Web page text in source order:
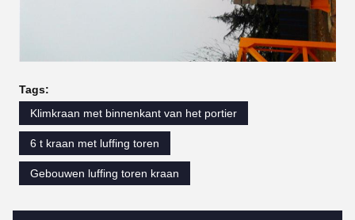
Tags:
Klimkraan met binnenkant van het portier
6 t kraan met luffing toren
Gebouwen luffing toren kraan